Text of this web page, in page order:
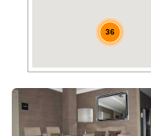
36